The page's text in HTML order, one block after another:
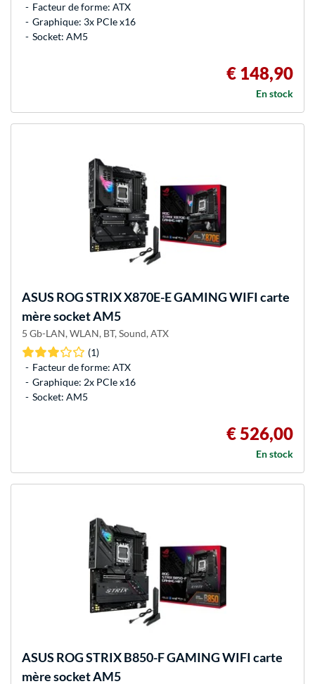
Facteur de forme: ATX
Graphique: 3x PCIe x16
Socket: AM5
€ 148,90
En stock
ASUS ROG STRIX X870E-E GAMING WIFI carte
mère socket AM5
5 Gb-LAN, WLAN, BT, Sound, ATX
(1)
Facteur de forme: ATX
Graphique: 2x PCIe x16
Socket: AM5
€ 526,00
En stock
ASUS ROG STRIX B850-F GAMING WIFI carte
mère socket AM5